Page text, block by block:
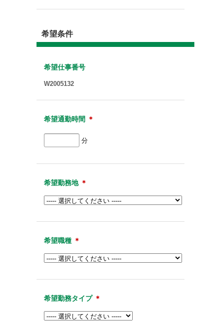
希望条件
希望仕事番号
W2005132
希望通勤時間 ＊
分
希望勤務地 ＊
希望職種 ＊
希望勤務タイプ ＊